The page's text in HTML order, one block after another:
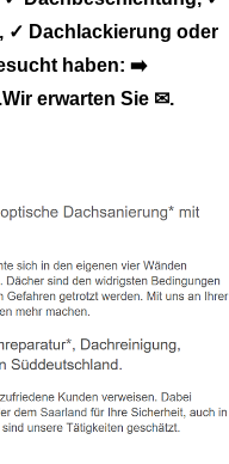
✓ Dachlackierung oder
haben: ➡️
erwarten Sie ✉.